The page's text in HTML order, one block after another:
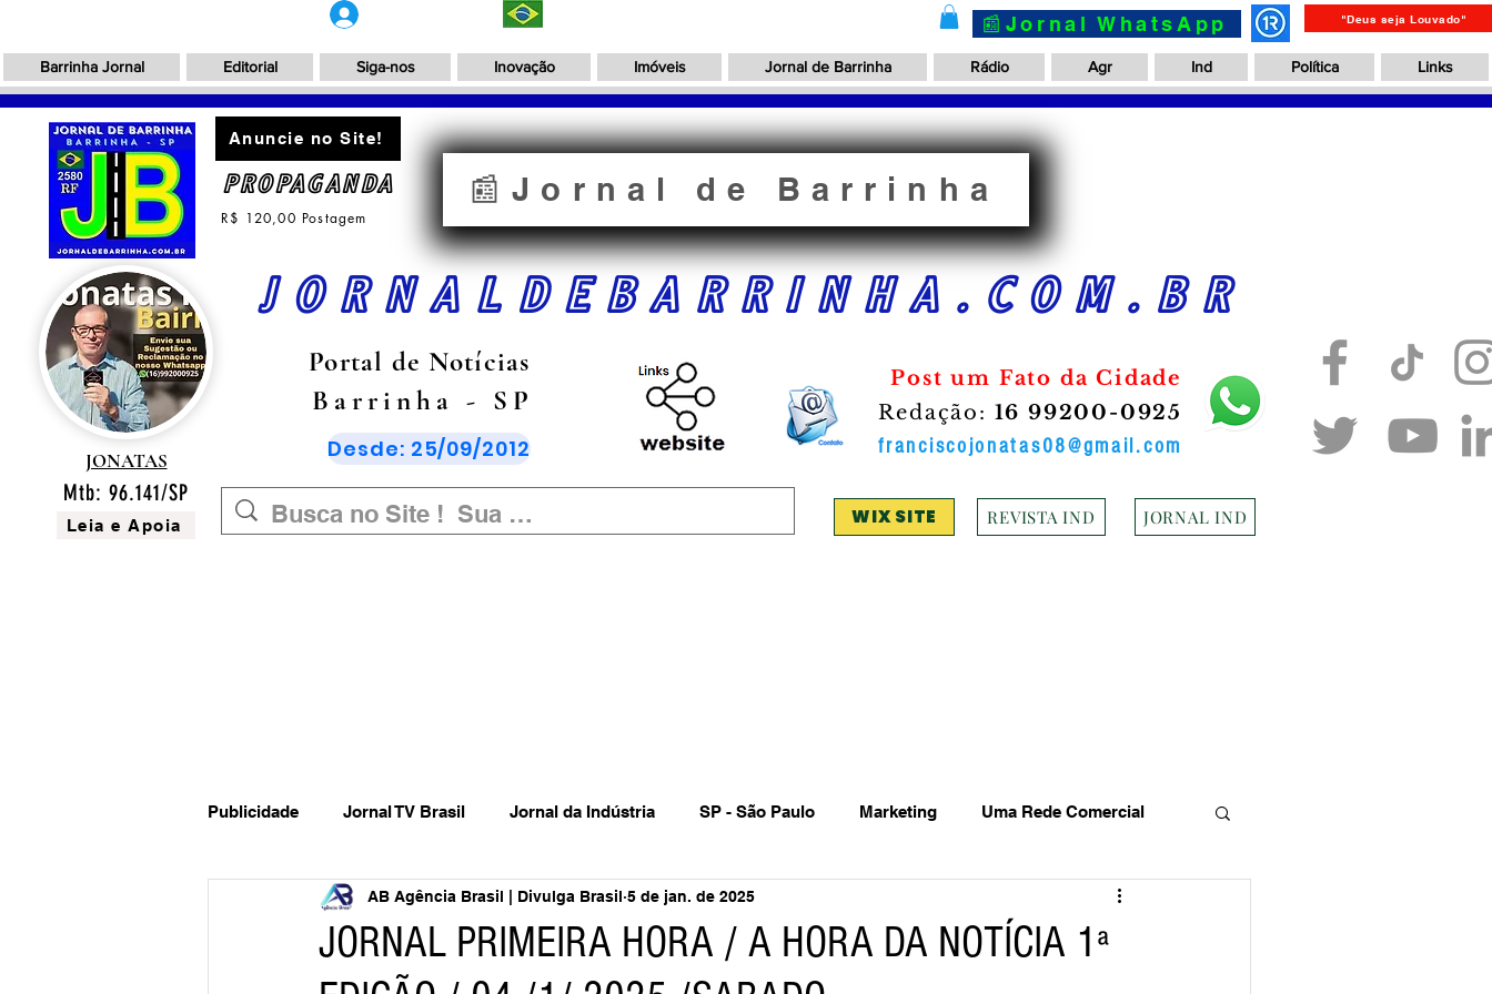
📰Jornal WhatsApp "Deus seja Louvado"
Barrinha Jornal Editorial Siga-nos Inovação Imóveis Jornal de Barrinha Rádio Agr Ind Política Links
JONATAS
Anuncie no Site!
PROPAGANDA
R$ 120,00 Postagem
📰Jornal de Barrinha
JORNALDEBARRINHA.COM.BR
Portal de Notícias
Barrinha - SP
Desde: 25/09/2012
Post um Fato da Cidade
Redação: 16 99200-0925
franciscojonatas08@gmail.com
Mtb: 96.141/SP
Leia e Apoia WIX SITE REVISTA IND JORNAL IND
Publicidade Jornal TV Brasil Jornal da Indústria SP - São Paulo Marketing Uma Rede Comercial
Inovação Governo Federal Estadual Municipal Vendas Oferta Empresa Brasileira
Website do Brasil News Acidente Falecimento Aniversário
JORNAL PRIMEIRA HORA / A HORA DA NOTÍCIA 1ª
AB Agência Brasil | Divulga Brasil 5 de jan. de 2025